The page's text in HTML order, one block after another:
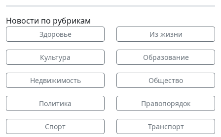
Новости по рубрикам
Здоровье Из жизни
Культура Образование
Недвижимость Общество
Политика Правопорядок
Спорт Транспорт